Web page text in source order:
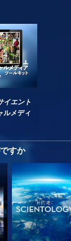
イエント
ルメディ
すか